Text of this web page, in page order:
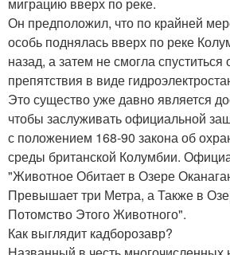
миграцию вверх по реке.
Он предположил, что по крайней
особь поднялась вверх по реке
назад, а затем не смогла спуститься
препятствия в виде
Это существо уже давно является
чтобы заслуживать официальной
с положением 168-90 закона об
среды британской Колумбии.
"Животное Обитает в Озере
Превышает три Метра, а Также в
Потомство Этого Животного".
Как выглядит кадборозавр?